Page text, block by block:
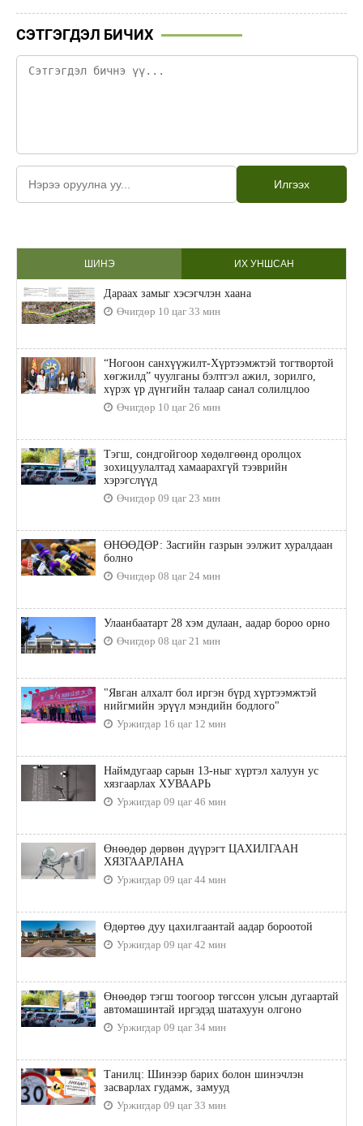
СЭТГЭГДЭЛ БИЧИХ
Илгээх
ШИНЭ ИХ УНШСАН
Дараах замыг хэсэгчлэн хаана
Өчигдөр 10 цаг 33 мин
“Ногоон санхүүжилт-Хүртээмжтэй тогтвортой
хөгжилд” чуулганы бэлтгэл ажил, зорилго,
хүрэх үр дүнгийн талаар санал солилцлоо
Өчигдөр 10 цаг 26 мин
Тэгш, сондгойгоор хөдөлгөөнд оролцох
зохицуулалтад хамаарахгүй тээврийн
хэрэгслүүд
Өчигдөр 09 цаг 23 мин
ӨНӨӨДӨР: Засгийн газрын ээлжит хуралдаан
болно
Өчигдөр 08 цаг 24 мин
Улаанбаатарт 28 хэм дулаан, аадар бороо орно
Өчигдөр 08 цаг 21 мин
"Явган алхалт бол иргэн бүрд хүртээмжтэй
нийгмийн эрүүл мэндийн бодлого"
Уржигдар 16 цаг 12 мин
Наймдугаар сарын 13-ныг хүртэл халуун ус
хязгаарлах ХУВААРЬ
Уржигдар 09 цаг 46 мин
Өнөөдөр дөрвөн дүүрэгт ЦАХИЛГААН
ХЯЗГААРЛАНА
Уржигдар 09 цаг 44 мин
Өдөртөө дуу цахилгаантай аадар бороотой
Уржигдар 09 цаг 42 мин
Өнөөдөр тэгш тоогоор төгссөн улсын дугаартай
автомашинтай иргэдэд шатахуун олгоно
Уржигдар 09 цаг 34 мин
Танилц: Шинээр барих болон шинэчлэн
засварлах гудамж, замууд
Уржигдар 09 цаг 33 мин